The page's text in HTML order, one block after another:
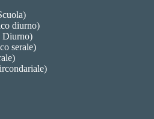
diurno)
Diurno)
serale)